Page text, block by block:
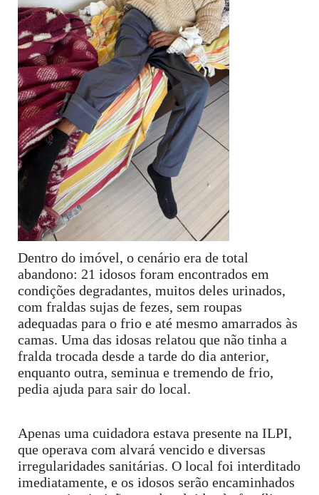
Dentro do imóvel, o cenário era de total
abandono: 21 idosos foram encontrados em
condições degradantes, muitos deles urinados,
com fraldas sujas de fezes, sem roupas
adequadas para o frio e até mesmo amarrados às
camas. Uma das idosas relatou que não tinha a
fralda trocada desde a tarde do dia anterior,
enquanto outra, seminua e tremendo de frio,
pedia ajuda para sair do local.
Apenas uma cuidadora estava presente na ILPI,
que operava com alvará vencido e diversas
irregularidades sanitárias. O local foi interditado
imediatamente, e os idosos serão encaminhados